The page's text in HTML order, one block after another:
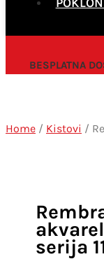
BESPLATNA
Home / Kistovi /
serija